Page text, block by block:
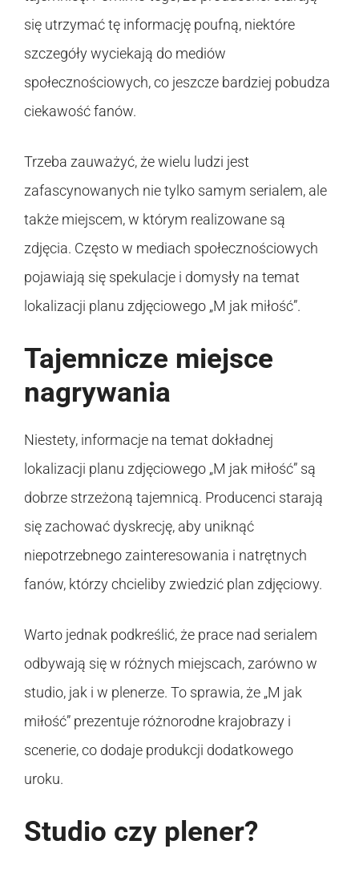
się utrzymać tę informację poufną, niektóre
szczegóły wyciekają do mediów
społecznościowych, co jeszcze bardziej pobudza
ciekawość fanów.
Trzeba zauważyć, że wielu ludzi jest
zafascynowanych nie tylko samym serialem, ale
także miejscem, w którym realizowane są
zdjęcia. Często w mediach społecznościowych
pojawiają się spekulacje i domysły na temat
lokalizacji planu zdjęciowego „M jak miłość”.
Tajemnicze miejsce
nagrywania
Niestety, informacje na temat dokładnej
lokalizacji planu zdjęciowego „M jak miłość” są
dobrze strzeżoną tajemnicą. Producenci starają
się zachować dyskrecję, aby uniknąć
niepotrzebnego zainteresowania i natrętnych
fanów, którzy chcieliby zwiedzić plan zdjęciowy.
Warto jednak podkreślić, że prace nad serialem
odbywają się w różnych miejscach, zarówno w
studio, jak i w plenerze. To sprawia, że „M jak
miłość” prezentuje różnorodne krajobrazy i
scenerie, co dodaje produkcji dodatkowego
uroku.
Studio czy plener?